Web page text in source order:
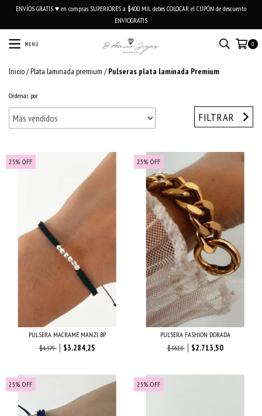
ENVÍOS GRATIS ♥ en compras SUPERIORES a $400 MIL debes COLOCAR el CUPÓN de descuento
ENVIOGRATIS
MENÚ 0
Inicio/Plata laminada premium / Pulseras plata laminada Premium
Ordenar por
FILTRAR
25% OFF
PULSERA MACRAME MANZI BP
$4.379
$3.284,25
25% OFF
PULSERA FASHION DORADA
$3.618
$2.713,50
25% OFF 25% OFF